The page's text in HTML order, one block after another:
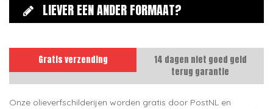
LIEVER EEN ANDER FORMAAT?
Gratis verzending
14 dagen niet goed geld
terug garantie
Onze olieverfschilderijen worden gratis door PostNL en